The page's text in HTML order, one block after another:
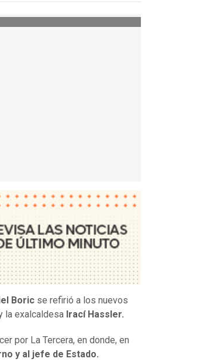
Boric se refirió a los nuevos
la exalcaldesa Irací Hassler.
por La Tercera, en donde, en
y al jefe de Estado.